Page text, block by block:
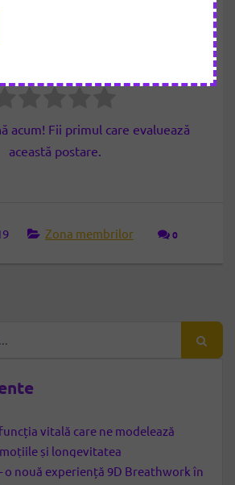
acum! Fii primul care evaluează
această postare.
Zona membrilor 0
vitală care ne modelează
și longevitatea
o nouă experiență 9D Breathwork în